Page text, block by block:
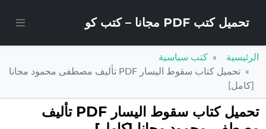
تحميل كتب PDF مجانا – كتب كو
الرئيسية
كتب سياسية
تحميل كتاب سقوط اليسار PDF تأليف مصطفى محمود مجانا
[كامل]
تحميل كتاب سقوط اليسار PDF تأليف